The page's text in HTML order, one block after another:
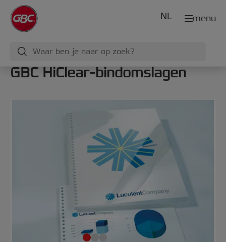
menu
NL
GBC HiClear-bindomslagen